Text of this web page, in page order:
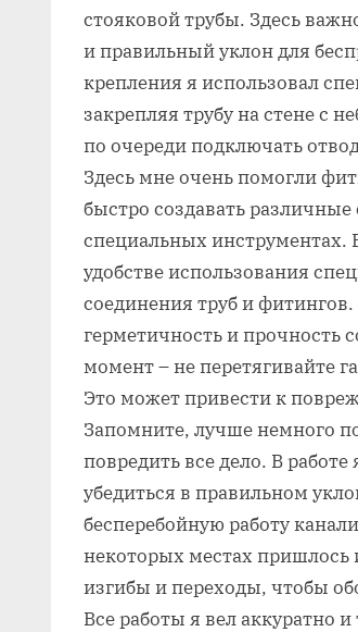
стояковой трубы. Здесь
и правильный уклон для
крепления я использовал
закрепляя трубу на стене с
по очереди подключать
Здесь мне очень помогли
быстро создавать
специальных инструментах.
удобстве использования
соединения труб и
герметичность и
момент – не перетягивайте
Это может привести к
Запомните, лучше немного
повредить все дело. В
убедиться в правильном
бесперебойную работу
некоторых местах пришлось
изгибы и переходы, чтобы
Все работы я вел аккуратно